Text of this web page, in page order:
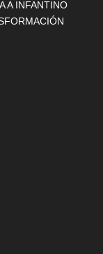
A INFANTINO